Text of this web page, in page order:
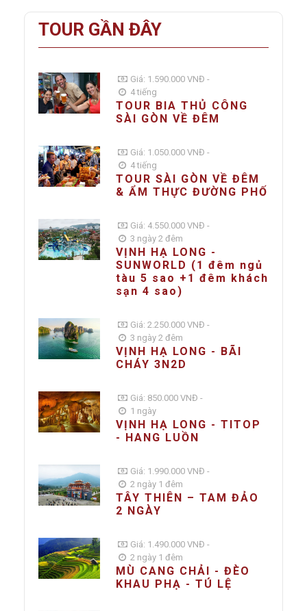
TOUR GẦN ĐÂY
Giá: 1.590.000 VNĐ -
4 tiếng
TOUR BIA THỦ CÔNG
SÀI GÒN VỀ ĐÊM
Giá: 1.050.000 VNĐ -
4 tiếng
TOUR SÀI GÒN VỀ ĐÊM
& ẨM THỰC ĐƯỜNG PHỐ
Giá: 4.550.000 VNĐ -
3 ngày 2 đêm
VỊNH HẠ LONG -
SUNWORLD (1 đêm ngủ
tàu 5 sao +1 đêm khách
sạn 4 sao)
Giá: 2.250.000 VNĐ -
3 ngày 2 đêm
VỊNH HẠ LONG - BÃI
CHÁY 3N2D
Giá: 850.000 VNĐ -
1 ngày
VỊNH HẠ LONG - TITOP
- HANG LUỒN
Giá: 1.990.000 VNĐ -
2 ngày 1 đêm
TÂY THIÊN – TAM ĐẢO
2 NGÀY
Giá: 1.490.000 VNĐ -
2 ngày 1 đêm
MÙ CANG CHẢI - ĐÈO
KHAU PHẠ - TÚ LỆ